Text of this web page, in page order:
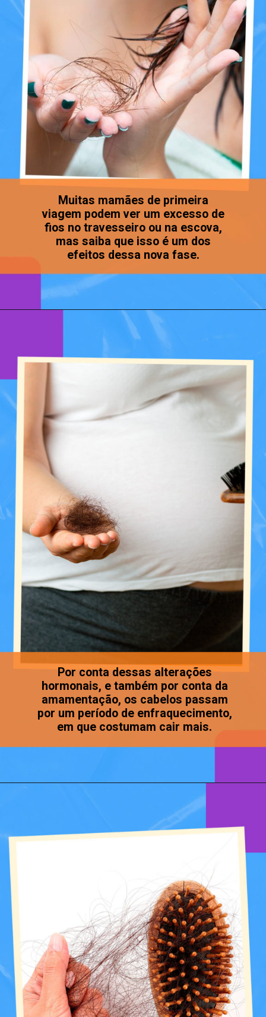
Muitas mamães de primeira
viagem podem ver um excesso de
fios no travesseiro ou na escova,
mas saiba que isso é um dos
efeitos dessa nova fase.
Por conta dessas alterações
hormonais, e também por conta da
amamentação, os cabelos passam
por um período de enfraquecimento,
em que costumam cair mais.